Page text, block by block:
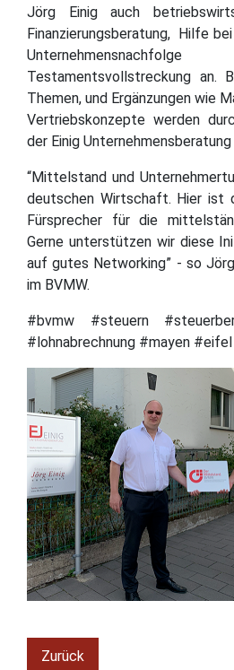
Jörg Einig auch
Finanzierungsberatung, Hilfe
Testamentsvollstreckung an.
Themen, und Ergänzungen wie
Vertriebskonzepte werden
der Einig
“Mittelstand und
deutschen Wirtschaft. Hier ist
Fürsprecher für die
Gerne unterstützen wir diese
auf gutes Networking” - so
im BVMW.
#bvmw #steuern
#lohnabrechnung #mayen #eifel
Zurück